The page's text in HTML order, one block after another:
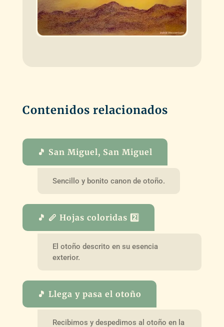
Contenidos relacionados
🎵 San Miguel, San Miguel
Sencillo y bonito canon de otoño.
🎵 🪈 Hojas coloridas 2️⃣
El otoño descrito en su esencia
exterior.
🎵 Llega y pasa el otoño
Recibimos y despedimos al otoño en la